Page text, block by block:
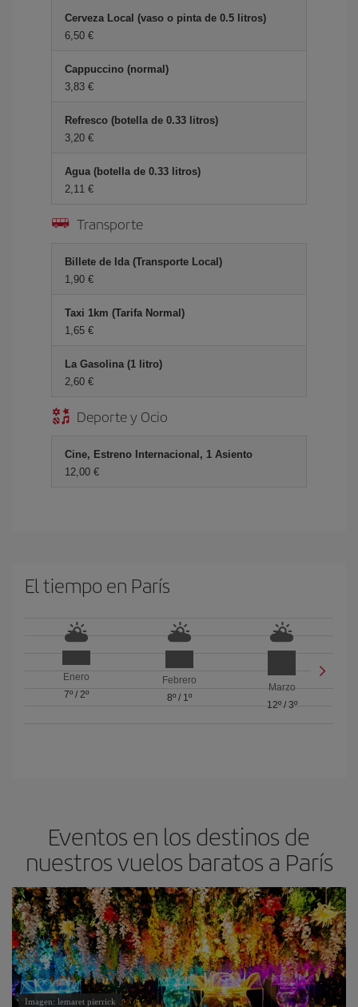
Cerveza Local (vaso o pinta de 0.5 litros)
6,50 €
Cappuccino (normal)
3,83 €
Refresco (botella de 0.33 litros)
3,20 €
Agua (botella de 0.33 litros)
2,11 €
Transporte
Billete de Ida (Transporte Local)
1,90 €
Taxi 1km (Tarifa Normal)
1,65 €
La Gasolina (1 litro)
2,60 €
Deporte y Ocio
Cine, Estreno Internacional, 1 Asiento
12,00 €
El tiempo en París
Enero
7º/ 2º
Febrero
8º/ 1º
Marzo
12º/ 3º
Eventos en los destinos de
nuestros vuelos baratos a París
Imagen: lemaret pierrick